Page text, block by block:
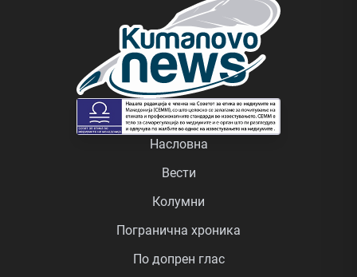
Насловна
Вести
Колумни
Погранична хроника
По допрен глас